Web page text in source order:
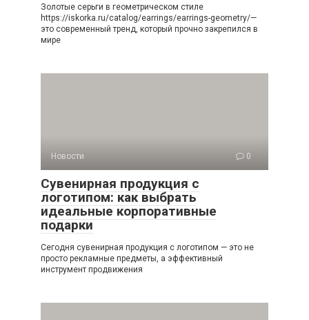
Золотые серьги в геометрическом стиле
https://iskorka.ru/catalog/earrings/earrings-geometry/—
это современный тренд, который прочно закрепился в
мире
Новости 0
Сувенирная продукция с
логотипом: как выбрать
идеальные корпоративные
подарки
Сегодня сувенирная продукция с логотипом — это не
просто рекламные предметы, а эффективный
инструмент продвижения